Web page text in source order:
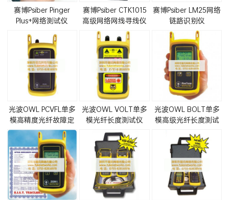
赛博Psiber Pinger
Plus+网络测试仪
赛博Psiber CTK1015
高级网络网线寻线仪
赛博Psiber LM25网络
链路识别仪
(LanMaster25)
光波OWL PCVFL单多
模高精度光纤故障定
位仪
光波OWL VOLT单多
模光纤长度测试仪
光波OWL BOLT单多
模高级光纤长度测试